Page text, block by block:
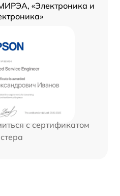
«Электроника и
с сертификатом